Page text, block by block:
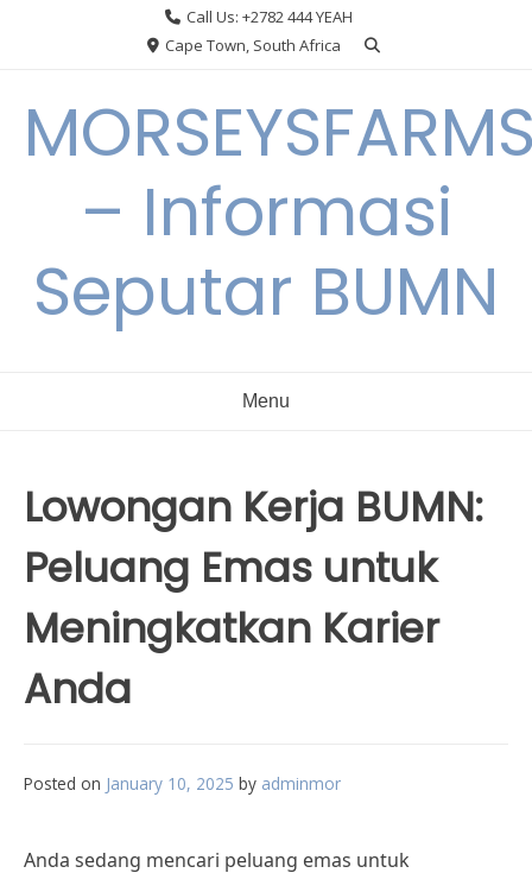
Call Us: +2782 444 YEAH
Cape Town, South Africa
– Informasi
Seputar BUMN
Menu
Lowongan Kerja BUMN:
Peluang Emas untuk
Meningkatkan Karier
Anda
Posted on January 10, 2025 by adminmor
Anda sedang mencari peluang emas untuk